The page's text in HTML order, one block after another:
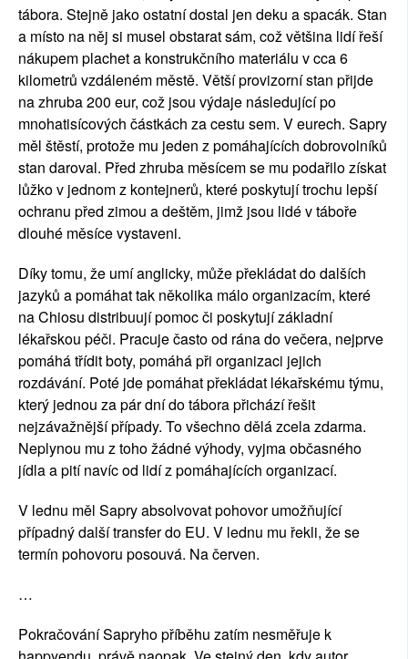
tábora. Stejně jako ostatní dostal jen deku a spacák. Stan
a místo na něj si musel obstarat sám, což většina lidí řeší
nákupem plachet a konstrukčního materiálu v cca 6
kilometrů vzdáleném městě. Větší provizorní stan přijde
na zhruba 200 eur, což jsou výdaje následující po
mnohatisícových částkách za cestu sem. V eurech. Sapry
měl štěstí, protože mu jeden z pomáhajících dobrovolníků
stan daroval. Před zhruba měsícem se mu podařilo získat
lůžko v jednom z kontejnerů, které poskytují trochu lepší
ochranu před zimou a deštěm, jimž jsou lidé v táboře
dlouhé měsíce vystaveni.
Díky tomu, že umí anglicky, může překládat do dalších
jazyků a pomáhat tak několika málo organizacím, které
na Chiosu distribuují pomoc či poskytují základní
lékařskou péči. Pracuje často od rána do večera, nejprve
pomáhá třídit boty, pomáhá při organizaci jejich
rozdávání. Poté jde pomáhat překládat lékařskému týmu,
který jednou za pár dní do tábora přichází řešit
nejzávažnější případy. To všechno dělá zcela zdarma.
Neplynou mu z toho žádné výhody, vyjma občasného
jídla a pití navíc od lidí z pomáhajících organizací.
V lednu měl Sapry absolvovat pohovor umožňující
případný další transfer do EU. V lednu mu řekli, že se
termín pohovoru posouvá. Na červen.
…
Pokračování Sapryho příběhu zatím nesměřuje k